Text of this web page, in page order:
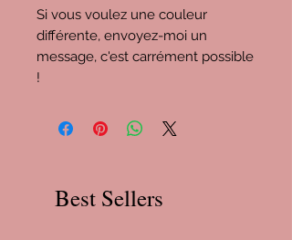
Si vous voulez une couleur
différente, envoyez-moi un
message, c'est carrément possible
!
Best Sellers